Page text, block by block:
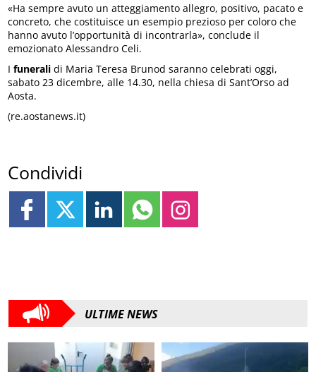
«Ha sempre avuto un atteggiamento allegro, positivo, pacato e
concreto, che costituisce un esempio prezioso per coloro che
hanno avuto l’opportunità di incontrarla», conclude il
emozionato Alessandro Celi.
Ifunerali di Maria Teresa Brunod saranno celebrati oggi,
sabato 23 dicembre, alle 14.30, nella chiesa di Sant’Orso ad
Aosta.
(re.aostanews.it)
Condividi
ULTIME NEWS